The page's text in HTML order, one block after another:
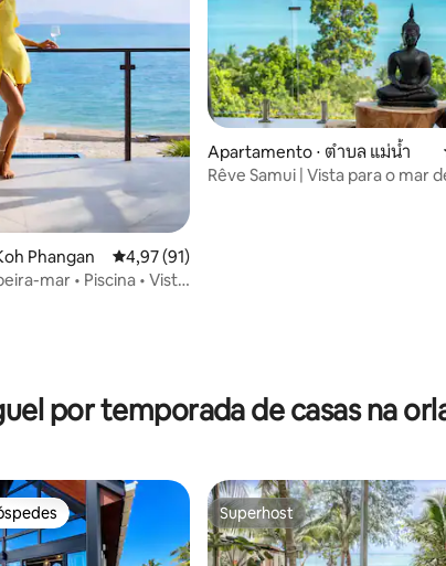
5, 44 avaliações
Phangan 4,97 de uma avaliação média de 5, 91
4,97 (91)
mar • Piscina • Vista
Apartamento ⋅ ตำบล แม่น้ำ
Rêve Samui | Vista para o mar
por temporada de casas na
Superhost
Superhost